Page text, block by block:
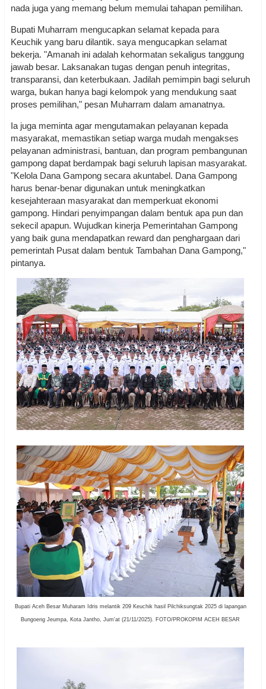
nada juga yang memang belum memulai tahapan pemilihan.
Bupati Muharram mengucapkan selamat kepada para
Keuchik yang baru dilantik. saya mengucapkan selamat
bekerja. "Amanah ini adalah kehormatan sekaligus tanggung
jawab besar. Laksanakan tugas dengan penuh integritas,
transparansi, dan keterbukaan. Jadilah pemimpin bagi seluruh
warga, bukan hanya bagi kelompok yang mendukung saat
proses pemilihan," pesan Muharram dalam amanatnya.
Ia juga meminta agar mengutamakan pelayanan kepada
masyarakat, memastikan setiap warga mudah mengakses
pelayanan administrasi, bantuan, dan program pembangunan
gampong dapat berdampak bagi seluruh lapisan masyarakat.
"Kelola Dana Gampong secara akuntabel. Dana Gampong
harus benar-benar digunakan untuk meningkatkan
kesejahteraan masyarakat dan memperkuat ekonomi
gampong. Hindari penyimpangan dalam bentuk apa pun dan
sekecil apapun. Wujudkan kinerja Pemerintahan Gampong
yang baik guna mendapatkan reward dan penghargaan dari
pemerintah Pusat dalam bentuk Tambahan Dana Gampong,"
pintanya.
Bupati Aceh Besar Muharam Idris melantik 209 Keuchik hasil Pilchiksungtak 2025 di lapangan
Bungoeng Jeumpa, Kota Jantho, Jum'at (21/11/2025). FOTO/PROKOPIM ACEH BESAR